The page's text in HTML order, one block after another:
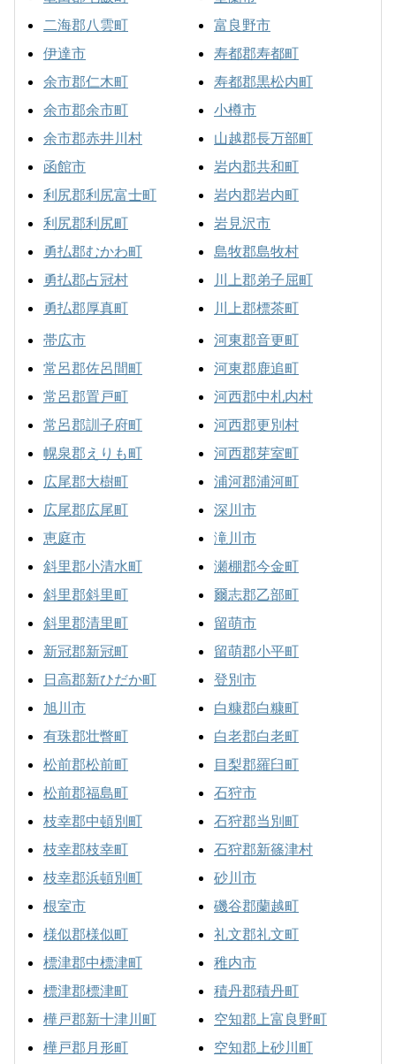
二海郡八雲町
伊達市
余市郡仁木町
余市郡余市町
余市郡赤井川村
函館市
利尻郡利尻富士町
利尻郡利尻町
勇払郡むかわ町
勇払郡占冠村
勇払郡厚真町
富良野市
寿都郡寿都町
寿都郡黒松内町
小樽市
山越郡長万部町
岩内郡共和町
岩内郡岩内町
岩見沢市
島牧郡島牧村
川上郡弟子屈町
川上郡標茶町
帯広市
常呂郡佐呂間町
常呂郡置戸町
常呂郡訓子府町
幌泉郡えりも町
広尾郡大樹町
広尾郡広尾町
恵庭市
斜里郡小清水町
斜里郡斜里町
斜里郡清里町
新冠郡新冠町
日高郡新ひだか町
旭川市
有珠郡壮瞥町
松前郡松前町
松前郡福島町
枝幸郡中頓別町
枝幸郡枝幸町
枝幸郡浜頓別町
根室市
様似郡様似町
標津郡中標津町
標津郡標津町
樺戸郡新十津川町
樺戸郡月形町
河東郡音更町
河東郡鹿追町
河西郡中札内村
河西郡更別村
河西郡芽室町
浦河郡浦河町
深川市
滝川市
瀬棚郡今金町
爾志郡乙部町
留萌市
留萌郡小平町
登別市
白糠郡白糠町
白老郡白老町
目梨郡羅臼町
石狩市
石狩郡当別町
石狩郡新篠津村
砂川市
磯谷郡蘭越町
礼文郡礼文町
稚内市
積丹郡積丹町
空知郡上富良野町
空知郡上砂川町